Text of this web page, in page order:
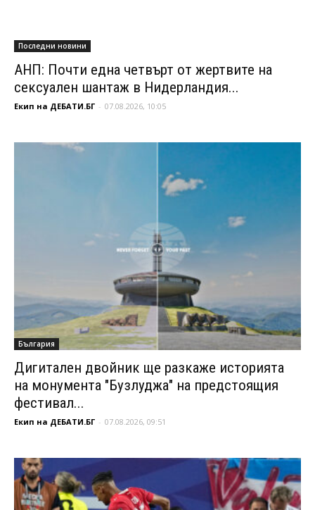
Последни новини
АНП: Почти една четвърт от жертвите на
сексуален шантаж в Нидерландия...
Екип на ДЕБАТИ.БГ - 07.08.2026, 10:05
България
Дигитален двойник ще разкаже историята
на монумента "Бузлуджа" на предстоящия
фестивал...
Екип на ДЕБАТИ.БГ - 07.08.2026, 09:51